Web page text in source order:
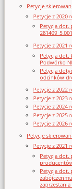
Petycje
Petycje z 2020
Petycja dot.
Petycje z 2021
Petycja dot.
Podwórko
Petycja
odcinków
Petycje z 2022
Petycje z 2023
Petycje z 2024
Petycje z 2025
Petycje z 2026
Petycje
Petycje z 2021
Petycja dot.
Petycja dot.